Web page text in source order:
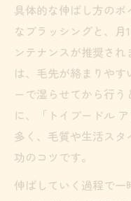
具体的な伸ばし方の
なブラッシングと、月
ンテナンスが推奨さ
は、毛先が絡まりや
ーで湿らせてから行
に、「トイプードル
多く、毛質や生活ス
功のコツです。
伸ばしていく過程で